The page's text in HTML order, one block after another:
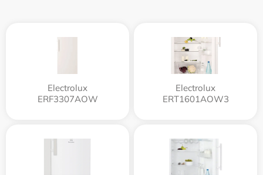
Electrolux
ERF3307AOW
Electrolux
ERT1601AOW3